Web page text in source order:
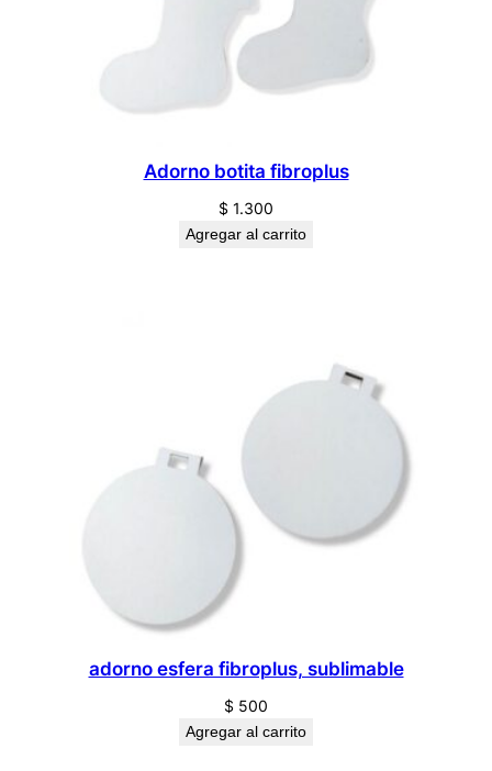
Adorno botita fibroplus
$ 1.300
Agregar al carrito
adorno esfera fibroplus, sublimable
$ 500
Agregar al carrito